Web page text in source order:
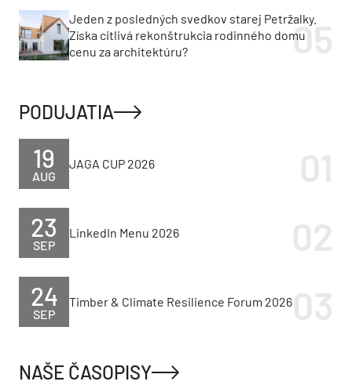
Jeden z posledných svedkov starej Petržalky.
Získa citlivá rekonštrukcia rodinného domu
cenu za architektúru?
PODUJATIA
AUG
19 JAGA CUP 2026
SEP
23 LinkedIn Menu 2026
SEP
24 Timber & Climate Resilience Forum 2026
NAŠE ČASOPISY